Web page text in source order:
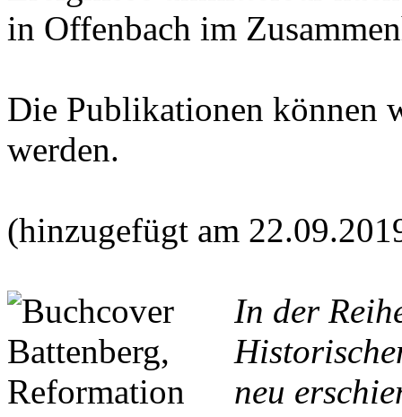
in Offenbach im
Die Publikationen können
werden.
(hinzugefügt am
In der
neu